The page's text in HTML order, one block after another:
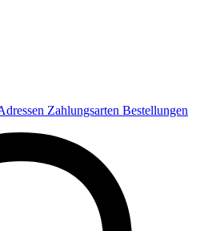
Zahlungsarten Bestellungen